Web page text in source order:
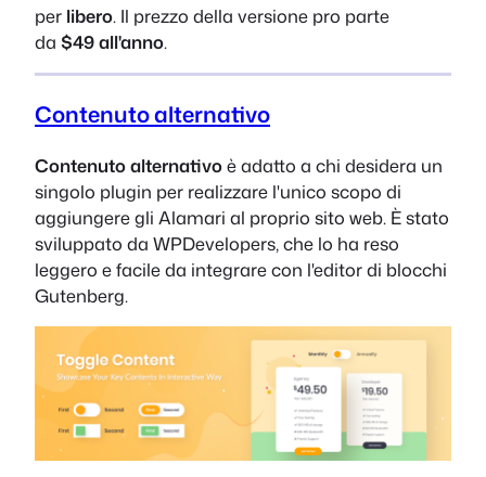
per libero. Il prezzo della versione pro parte
da $49 all'anno.
Contenuto alternativo
Contenuto alternativoè adatto a chi desidera un
singolo plugin per realizzare l'unico scopo di
aggiungere gli Alamari al proprio sito web. È stato
sviluppato da WPDevelopers, che lo ha reso
leggero e facile da integrare con l'editor di blocchi
Gutenberg.